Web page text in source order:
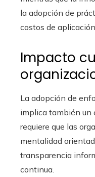
la adopción de
costos de
Impacto
La adopción de
implica también un
requiere que las
mentalidad
transparencia
continua.